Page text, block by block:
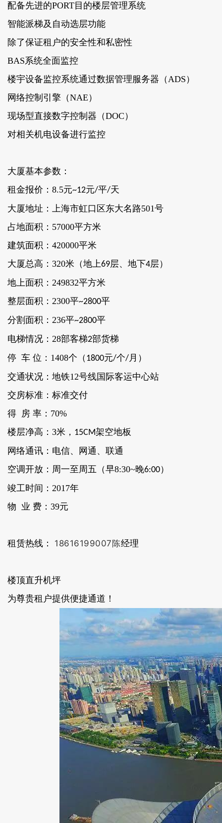
配备先进的PORT目的楼层管理系统
智能派梯及自动选层功能
除了保证租户的安全性和私密性
BAS系统全面监控
楼宇设备监控系统通过数据管理服务器（ADS）
网络控制引擎（NAE）
现场型直接数字控制器（DOC）
对相关机电设备进行监控
大厦基本参数：
租金报价：8.5元~12元/平/天
大厦地址：上海市虹口区东大名路501号
占地面积：57000平方米
建筑面积：420000平米
大厦总高：320米（地上69层、地下4层）
地上面积：249832平方米
整层面积：2300平~2800平
分割面积：236平~2800平
电梯情况：28部客梯2部货梯
停 车 位：1408个（ 1800元/个/月）
交通状况：地铁12号线国际客运中心站
交房标准：标准交付
得 房 率：70%
楼层净高：3米， 15CM架空地板
网络通讯：电信、网通、联通
空调开放：周一至周五（早8:30~晚6:00）
竣工时间：2017年
物 业 费：39元
租赁热线： 18616199007陈经理
楼顶直升机坪
为尊贵租户提供便捷通道！